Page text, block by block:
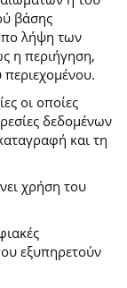
βάσης
λήψη των
η περιήγηση,
οι οποίες
δεδομένων
και τη
χρήση του
εξυπηρετούν